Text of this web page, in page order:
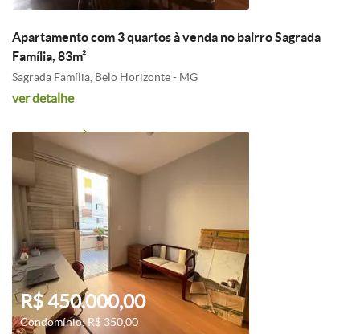
Apartamento com 3 quartos à venda no bairro Sagrada
Família, 83m²
Sagrada Família, Belo Horizonte - MG
ver detalhe
R$ 450.000,00
Condomínio: R$ 350,00